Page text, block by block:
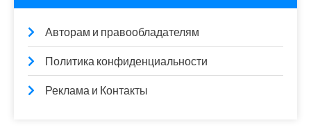
Авторам и правообладателям
Политика конфиденциальности
Реклама и Контакты